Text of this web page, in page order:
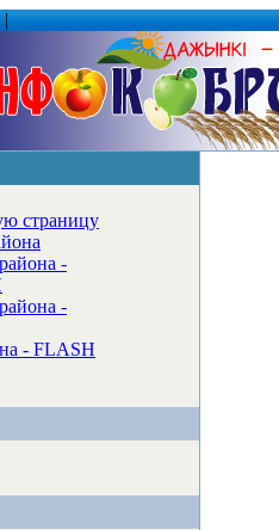
|
страницу
-
-
- FLASH